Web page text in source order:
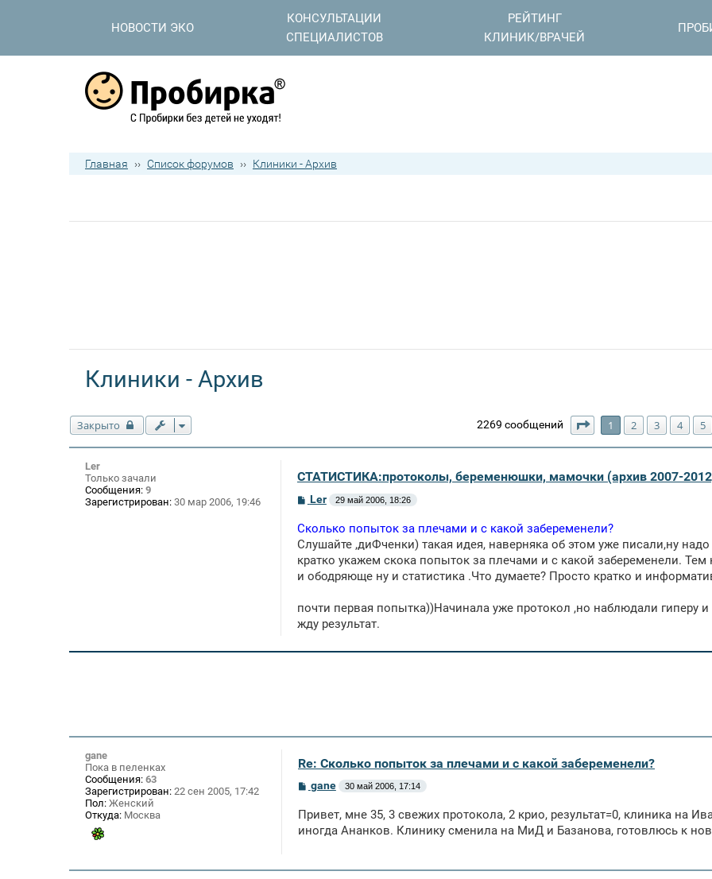
НОВОСТИ ЭКО
КОНСУЛЬТАЦИИ
СПЕЦИАЛИСТОВ
РЕЙТИНГ
КЛИНИК/ВРАЧЕЙ
Главная ›› Список форумов ›› Клиники - Архив
Клиники - Архив
Закрыто 2269 сообщений Страница из
1 2 3 4 5
Ler
Только зачали
Сообщения: 9
Зарегистрирован: 30 мар 2006, 19:46
СТАТИСТИКА:протоколы, беременюшки, мамочки (архив 2007-
С
б
щ
н
и
Ler 29 май 2006, 18:26
Сколько попыток за плечами и с какой забеременели?
Слушайте ,диФченки) такая идея, наверняка об этом уже писали,ну
кратко укажем скока попыток за плечами и с какой забеременели.
и ободряюще ну и статистика .Что думаете? Просто кратко и
почти первая попытка))Начинала уже протокол ,но наблюдали гиперу
жду результат.
gane
Пока в пеленках
Сообщения: 63
Зарегистрирован: 22 сен 2005, 17:42
Пол: Женский
Откуда: Москва
Re: Сколько попыток за плечами и с какой забеременели?
С
о
б
щ
е
gane 30 май 2006, 17:14
Привет, мне 35, 3 свежих протокола, 2 крио, результат=0, клиника на
иногда Ананков. Клинику сменила на МиД и Базанова, готовлюсь к